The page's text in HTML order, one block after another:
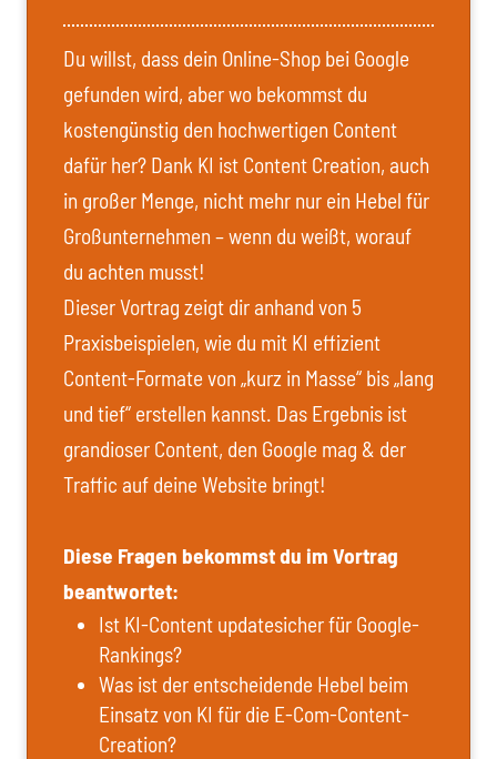
Du willst, dass dein Online-Shop bei Google
gefunden wird, aber wo bekommst du
kostengünstig den hochwertigen Content
dafür her? Dank KI ist Content Creation, auch
in großer Menge, nicht mehr nur ein Hebel für
Großunternehmen – wenn du weißt, worauf
du achten musst!
Dieser Vortrag zeigt dir anhand von 5
Praxisbeispielen, wie du mit KI effizient
Content-Formate von „kurz in Masse“ bis „lang
und tief“ erstellen kannst. Das Ergebnis ist
grandioser Content, den Google mag & der
Traffic auf deine Website bringt!
Diese Fragen bekommst du im Vortrag
beantwortet:
Ist KI-Content updatesicher für Google-
Rankings?
Was ist der entscheidende Hebel beim
Einsatz von KI für die E-Com-Content-
Creation?